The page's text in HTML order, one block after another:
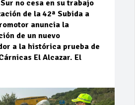
no cesa en su trabajo
de la 42ª Subida a
anuncia la
de un nuevo
a la histórica prueba de
El Alcazar. El